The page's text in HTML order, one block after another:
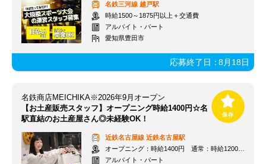
名鉄三河線 越戸駅
時給1500～1875円以上＋交通費
アルバイト・パート
愛知県豊田市
応募終了日：8月18日
名鉄商店MEICHIKA※2026年9月オープン
【お土産販売スタッフ】オープニング時給1400円☆名
駅直結のお土産屋さん◎未経験OK！
近鉄名古屋線 近鉄名古屋駅
オープニング：時給1400円 通常：時給1200円～＋交通費全額支給
アルバイト・パート